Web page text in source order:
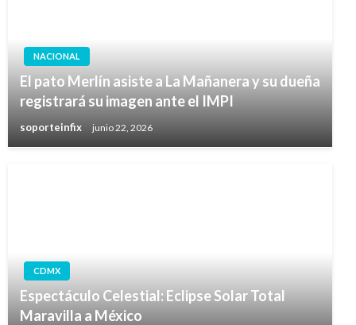
NACIONAL
El pato Merlín asiste a La Mañanera y su dueña
registrará su imagen ante el IMPI
soporteinfix junio 22, 2026
CDMX
Espectáculo Celestial: Eclipse Solar Total
Maravilla a México